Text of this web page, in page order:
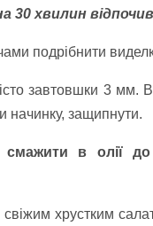
30 хвилин
подрібнити
завтовшки 3 мм.
начинку, защипнути.
смажити в олії до
свіжим хрустким